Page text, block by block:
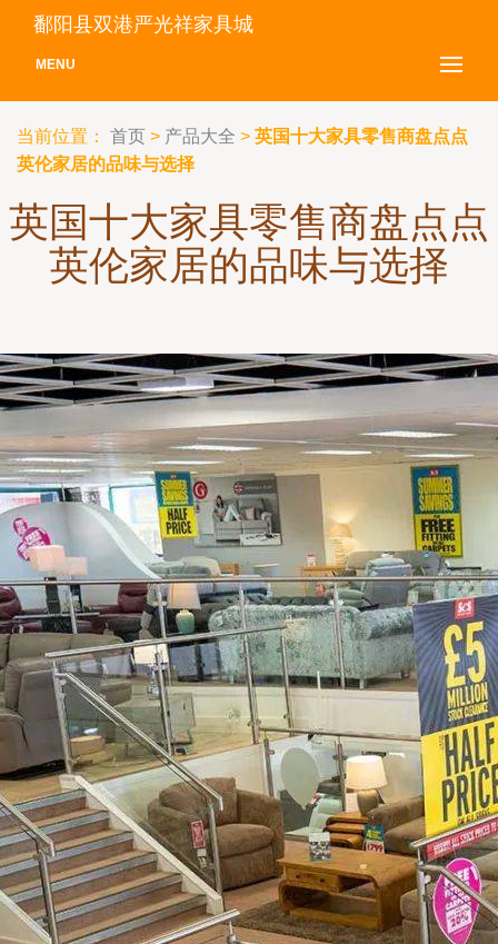
鄱阳县双港严光祥家具城
MENU
当前位置： 首页 > 产品大全 > 英国十大家具零售商盘点点
英伦家居的品味与选择
英国十大家具零售商盘点点
英伦家居的品味与选择